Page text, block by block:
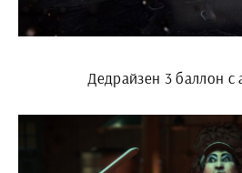
Дедрайзен 3 баллон с